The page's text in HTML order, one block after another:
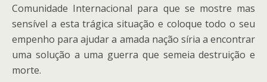
Comunidade Internacional para que se mostre mas
sensível a esta trágica situação e coloque todo o seu
empenho para ajudar a amada nação síria a encontrar
uma solução a uma guerra que semeia destruição e
morte.